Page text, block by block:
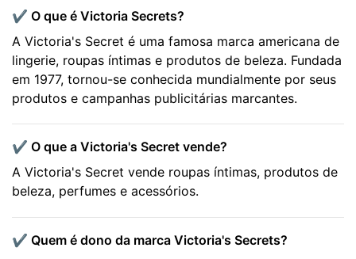
✔️ O que é Victoria Secrets?
A Victoria's Secret é uma famosa marca americana de
lingerie, roupas íntimas e produtos de beleza. Fundada
em 1977, tornou-se conhecida mundialmente por seus
produtos e campanhas publicitárias marcantes.
✔️ O que a Victoria's Secret vende?
A Victoria's Secret vende roupas íntimas, produtos de
beleza, perfumes e acessórios.
✔️ Quem é dono da marca Victoria's Secrets?